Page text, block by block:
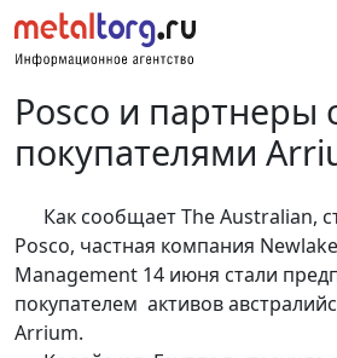
Posco и партнеры
покупателями
Как сообщает The Australian,
Posco, частная компания
Management 14 июня стали
покупателем активов
Arrium.